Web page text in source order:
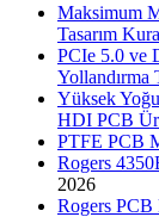
Maksimum
Tasarım
PCIe 5.0 ve
Yollandırma
Yüksek
HDI PCB
PTFE PCB
Rogers
2026
Rogers PCB